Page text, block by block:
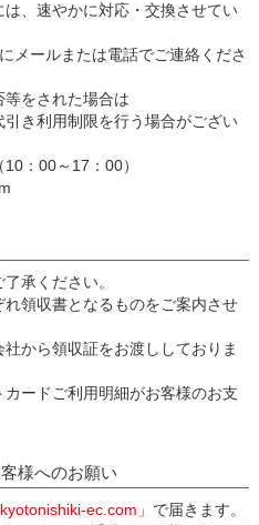
、速やかに対応・交換させてい
メールまたは電話でご連絡くださ
をされた場合は
き利用制限を行う場合がござい
：00～17：00）
承ください。
領収書となるものをご案内させ
から領収証をお渡ししておりま
カードご利用明細がお客様のお支
様へのお願い
ec.com」 で届きます。